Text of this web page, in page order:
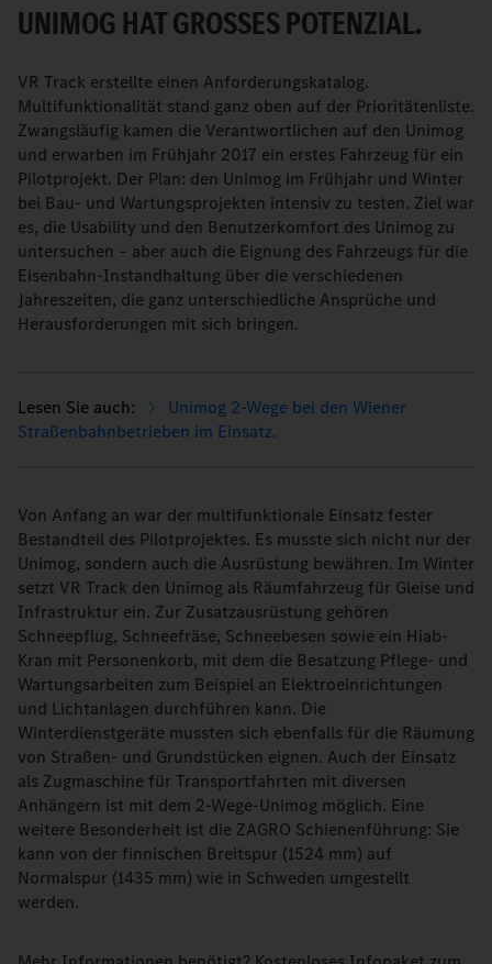
UNIMOG HAT GROSSES POTENZIAL.
VR Track erstellte einen Anforderungskatalog.
Multifunktionalität stand ganz oben auf der Prioritätenliste.
Zwangsläufig kamen die Verantwortlichen auf den Unimog
und erwarben im Frühjahr 2017 ein erstes Fahrzeug für ein
Pilotprojekt. Der Plan: den Unimog im Frühjahr und Winter
bei Bau- und Wartungsprojekten intensiv zu testen. Ziel war
es, die Usability und den Benutzerkomfort des Unimog zu
untersuchen – aber auch die Eignung des Fahrzeugs für die
Eisenbahn-Instandhaltung über die verschiedenen
Jahreszeiten, die ganz unterschiedliche Ansprüche und
Herausforderungen mit sich bringen.
Unimog 2-Wege bei den Wiener
Straßenbahnbetrieben im Einsatz.
Von Anfang an war der multifunktionale Einsatz fester
Bestandteil des Pilotprojektes. Es musste sich nicht nur der
Unimog, sondern auch die Ausrüstung bewähren. Im Winter
setzt VR Track den Unimog als Räumfahrzeug für Gleise und
Infrastruktur ein. Zur Zusatzausrüstung gehören
Schneepflug, Schneefräse, Schneebesen sowie ein Hiab-
Kran mit Personenkorb, mit dem die Besatzung Pflege- und
Wartungsarbeiten zum Beispiel an Elektroeinrichtungen
und Lichtanlagen durchführen kann. Die
Winterdienstgeräte mussten sich ebenfalls für die Räumung
von Straßen- und Grundstücken eignen. Auch der Einsatz
als Zugmaschine für Transportfahrten mit diversen
Anhängern ist mit dem 2-Wege-Unimog möglich. Eine
weitere Besonderheit ist die ZAGRO Schienenführung: Sie
kann von der finnischen Breitspur (1524 mm) auf
Normalspur (1435 mm) wie in Schweden umgestellt
werden.